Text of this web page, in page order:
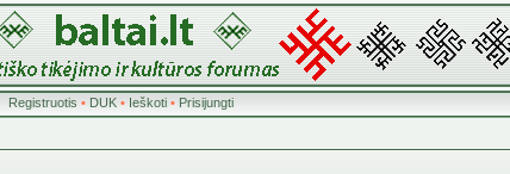
Registruotis • DUK• Ieškoti• Prisijungti